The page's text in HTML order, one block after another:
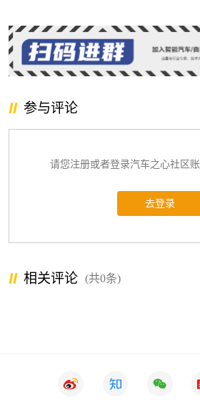
参与评论
请您注册或者登录汽车之心社区
去登录
相关评论 (共0条)